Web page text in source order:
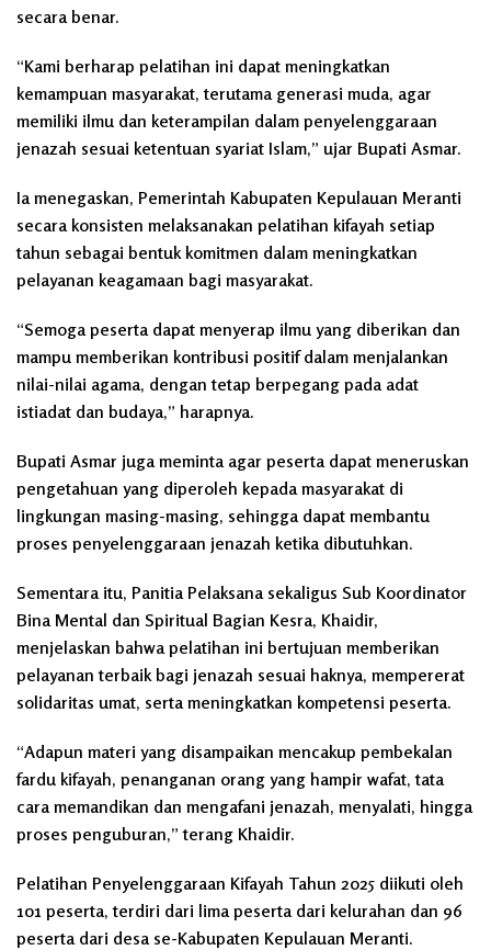
secara benar.
“Kami berharap pelatihan ini dapat meningkatkan
kemampuan masyarakat, terutama generasi muda, agar
memiliki ilmu dan keterampilan dalam penyelenggaraan
jenazah sesuai ketentuan syariat Islam,” ujar Bupati Asmar.
Ia menegaskan, Pemerintah Kabupaten Kepulauan Meranti
secara konsisten melaksanakan pelatihan kifayah setiap
tahun sebagai bentuk komitmen dalam meningkatkan
pelayanan keagamaan bagi masyarakat.
“Semoga peserta dapat menyerap ilmu yang diberikan dan
mampu memberikan kontribusi positif dalam menjalankan
nilai-nilai agama, dengan tetap berpegang pada adat
istiadat dan budaya,” harapnya.
Bupati Asmar juga meminta agar peserta dapat meneruskan
pengetahuan yang diperoleh kepada masyarakat di
lingkungan masing-masing, sehingga dapat membantu
proses penyelenggaraan jenazah ketika dibutuhkan.
Sementara itu, Panitia Pelaksana sekaligus Sub Koordinator
Bina Mental dan Spiritual Bagian Kesra, Khaidir,
menjelaskan bahwa pelatihan ini bertujuan memberikan
pelayanan terbaik bagi jenazah sesuai haknya, mempererat
solidaritas umat, serta meningkatkan kompetensi peserta.
“Adapun materi yang disampaikan mencakup pembekalan
fardu kifayah, penanganan orang yang hampir wafat, tata
cara memandikan dan mengafani jenazah, menyalati, hingga
proses penguburan,” terang Khaidir.
Pelatihan Penyelenggaraan Kifayah Tahun 2025 diikuti oleh
101 peserta, terdiri dari lima peserta dari kelurahan dan 96
peserta dari desa se-Kabupaten Kepulauan Meranti.